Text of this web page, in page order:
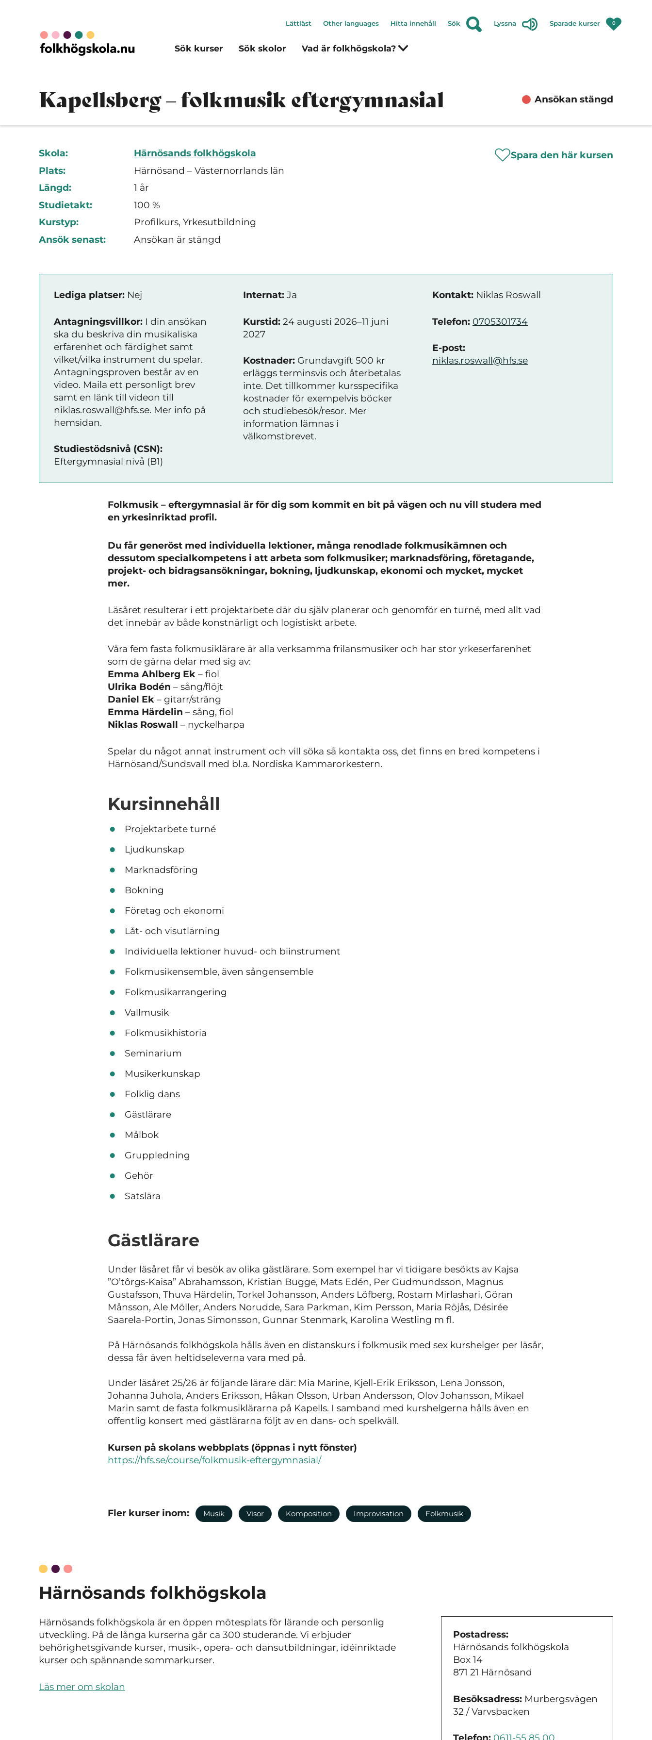
Sök kurser Sök skolor Vad är folkhögskola?
Lättläst Other languages Hitta innehåll Sök Lyssna Sparade kurser 0
Kapellsberg – folkmusik eftergymnasial Ansökan stängd
Skola:
Härnösands folkhögskola
Plats:
Härnösand – Västernorrlands län
Längd:
1 år
Studietakt:
100 %
Kurstyp:
Profilkurs, Yrkesutbildning
Ansök senast:
Ansökan är stängd
Spara den här kursen
Lediga platser: Nej
Antagningsvillkor: I din ansökan
ska du beskriva din musikaliska
erfarenhet och färdighet samt
vilket/vilka instrument du spelar.
Antagningsproven består av en
video. Maila ett personligt brev
samt en länk till videon till
niklas.roswall@hfs.se. Mer info på
hemsidan.
Studiestödsnivå (CSN):
Eftergymnasial nivå (B1)
Internat: Ja
Kurstid: 24 augusti 2026–11 juni
2027
Kostnader: Grundavgift 500 kr
erläggs terminsvis och återbetalas
inte. Det tillkommer kursspecifika
kostnader för exempelvis böcker
och studiebesök/resor. Mer
information lämnas i
välkomstbrevet.
Kontakt: Niklas Roswall
Telefon: 0705301734
E-post:
niklas.roswall@hfs.se
Folkmusik – eftergymnasial är för dig som kommit en bit på vägen och nu vill studera med
en yrkesinriktad profil.
Du får generöst med individuella lektioner, många renodlade folkmusikämnen och
dessutom specialkompetens i att arbeta som folkmusiker; marknadsföring, företagande,
projekt- och bidragsansökningar, bokning, ljudkunskap, ekonomi och mycket, mycket
mer.
Läsåret resulterar i ett projektarbete där du själv planerar och genomför en turné, med allt vad
det innebär av både konstnärligt och logistiskt arbete.
Våra fem fasta folkmusiklärare är alla verksamma frilansmusiker och har stor yrkeserfarenhet
som de gärna delar med sig av:
Emma Ahlberg Ek – fiol
Ulrika Bodén – sång/flöjt
Daniel Ek – gitarr/sträng
Emma Härdelin – sång, fiol
Niklas Roswall – nyckelharpa
Spelar du något annat instrument och vill söka så kontakta oss, det finns en bred kompetens i
Härnösand/Sundsvall med bl.a. Nordiska Kammarorkestern.
Kursinnehåll
Projektarbete turné
Ljudkunskap
Marknadsföring
Bokning
Företag och ekonomi
Låt- och visutlärning
Individuella lektioner huvud- och biinstrument
Folkmusikensemble, även sångensemble
Folkmusikarrangering
Vallmusik
Folkmusikhistoria
Seminarium
Musikerkunskap
Folklig dans
Gästlärare
Målbok
Gruppledning
Gehör
Satslära
Gästlärare
Under läsåret får vi besök av olika gästlärare. Som exempel har vi tidigare besökts av Kajsa
”O’tôrgs-Kaisa” Abrahamsson, Kristian Bugge, Mats Edén, Per Gudmundsson, Magnus
Gustafsson, Thuva Härdelin, Torkel Johansson, Anders Löfberg, Rostam Mirlashari, Göran
Månsson, Ale Möller, Anders Norudde, Sara Parkman, Kim Persson, Maria Röjås, Désirée
Saarela-Portin, Jonas Simonsson, Gunnar Stenmark, Karolina Westling m fl.
På Härnösands folkhögskola hålls även en distanskurs i folkmusik med sex kurshelger per läsår,
dessa får även heltidseleverna vara med på.
Under läsåret 25/26 är följande lärare där: Mia Marine, Kjell-Erik Eriksson, Lena Jonsson,
Johanna Juhola, Anders Eriksson, Håkan Olsson, Urban Andersson, Olov Johansson, Mikael
Marin samt de fasta folkmusiklärarna på Kapells. I samband med kurshelgerna hålls även en
offentlig konsert med gästlärarna följt av en dans- och spelkväll.
Kursen på skolans webbplats (öppnas i nytt fönster)
https://hfs.se/course/folkmusik-eftergymnasial/
Fler kurser inom: Musik Visor Komposition Improvisation Folkmusik
Härnösands folkhögskola
Härnösands folkhögskola är en öppen mötesplats för lärande och personlig
utveckling. På de långa kurserna går ca 300 studerande. Vi erbjuder
behörighetsgivande kurser, musik-, opera- och dansutbildningar, idéinriktade
kurser och spännande sommarkurser.
Läs mer om skolan
Postadress:
Härnösands folkhögskola
Box 14
871 21 Härnösand
Besöksadress:Murbergsvägen
32 / Varvsbacken